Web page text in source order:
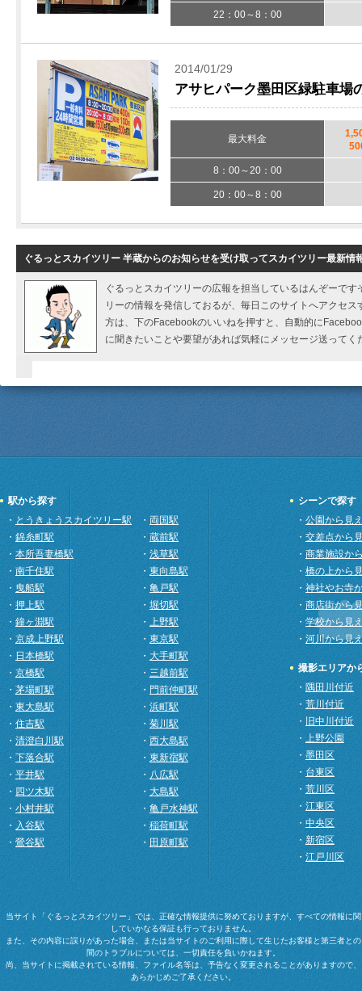
22：00～8：00
2014/01/29
アサヒパーク墨田区緑駐車場
最大料金
8：00～20：00
20：00～8：00
ぐるっとスカイツリー 半蔵からのお知らせを受け取ってスカイツリー最新情
ぐるっとスカイツリーの広報を担当しているはんぞーで
リーの情報を発信しておるが、毎日このサイトへアクセ
方は、下のFacebookのいいねを押すと、自動的に
に聞きたいことや要望があれば気軽にメッセージ送ってく
駅から探す
・ とうきょうスカイツリー駅 ・ 両国駅
・ 錦糸町駅 ・ 蔵前駅
・ 本所吾妻橋駅 ・ 浅草駅
・ 南千住駅 ・ 東向島駅
・ 曳船駅 ・ 亀戸駅
・ 押上駅 ・ 堀切駅
・ 鐘ヶ淵駅 ・ 上野駅
・ 京成上野駅 ・ 東京駅
・ 日本橋駅 ・ 大手町駅
・ 京橋駅 ・ 三越前駅
・ 茅場町駅 ・ 門前仲町駅
・ 東大島駅 ・ 浜町駅
・ 住吉駅 ・ 菊川駅
・ 清澄白川駅 ・ 西大島駅
・ 下落合駅 ・ 東新宿駅
・ 平井駅 ・ 八広駅
・ 四ツ木駅 ・ 大島駅
・ 小村井駅 ・ 亀戸水神駅
・ 入谷駅 ・ 稲荷町駅
・ 鶯谷駅 ・ 田原町駅
シーンで探す
・ 公園から見
・ 交差点から
・ 商業施設か
・ 橋の上から
・ 神社やお寺
・ 商店街から
・ 学校から見
・ 河川から見
撮影エリアか
・ 隅田川付近
・ 荒川付近
・
旧中川付近
・ 上野公園
・ 墨田区
・ 台東区
・ 荒川区
・ 江東区
・ 中央区
・ 新宿区
・ 江戸川区
当サイト「ぐるっとスカイツリー」では、正確な情報提供に努めておりますが、すべての情報に関
していかなる保証も行っておりません。
また、その内容に誤りがあった場合、または当サイトのご利用に際して生じたお客様と第三者との
間のトラブルについては、一切責任を負いかねます。
尚、当サイトに掲載されている情報、ファイル名等は、予告なく変更されることがありますので、
あらかじめご了承ください。